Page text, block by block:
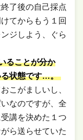
了後の自己採点
てからもう１回
ジしよう、ぐら
ることが分か
る状態です…。
こがましいし、
なのですが、全
講を決めた１つ
ら送らせていた